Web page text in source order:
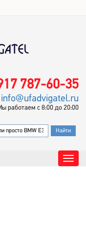
787-60-35
info@ufadvigatel.ru
работаем с 8:00 до 20:00